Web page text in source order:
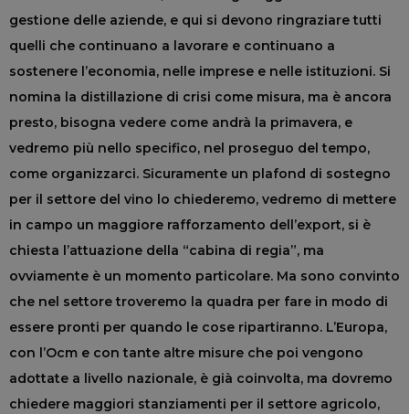
gestione delle aziende, e qui si devono ringraziare tutti
quelli che continuano a lavorare e continuano a
sostenere l’economia, nelle imprese e nelle istituzioni. Si
nomina la distillazione di crisi come misura, ma è ancora
presto, bisogna vedere come andrà la primavera, e
vedremo più nello specifico, nel proseguo del tempo,
come organizzarci. Sicuramente un plafond di sostegno
per il settore del vino lo chiederemo, vedremo di mettere
in campo un maggiore rafforzamento dell’export, si è
chiesta l’attuazione della “cabina di regia”, ma
ovviamente è un momento particolare. Ma sono convinto
che nel settore troveremo la quadra per fare in modo di
essere pronti per quando le cose ripartiranno. L’Europa,
con l’Ocm e con tante altre misure che poi vengono
adottate a livello nazionale, è già coinvolta, ma dovremo
chiedere maggiori stanziamenti per il settore agricolo,